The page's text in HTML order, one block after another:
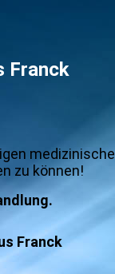
Franck
medizinische
zu können!
Franck